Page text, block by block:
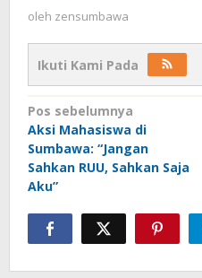
oleh zensumbawa
Ikuti Kami Pada
Navigasi
pos
Pos sebelumnya
Aksi Mahasiswa di
Sumbawa: “Jangan
Sahkan RUU, Sahkan Saja
Aku”